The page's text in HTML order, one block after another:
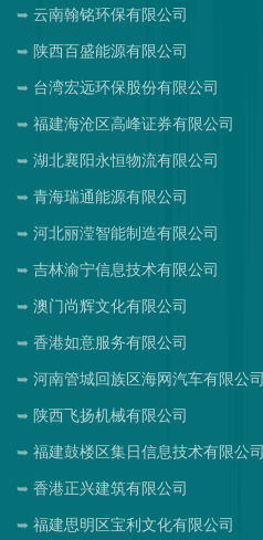
云南翰铭环保有限公司
陕西百盛能源有限公司
台湾宏远环保股份有限公司
福建海沧区高峰证券有限公司
湖北襄阳永恒物流有限公司
青海瑞通能源有限公司
河北丽滢智能制造有限公司
吉林渝宁信息技术有限公司
澳门尚辉文化有限公司
香港如意服务有限公司
河南管城回族区海网汽车有限公司
陕西飞扬机械有限公司
福建鼓楼区集日信息技术有限公司
香港正兴建筑有限公司
福建思明区宝利文化有限公司